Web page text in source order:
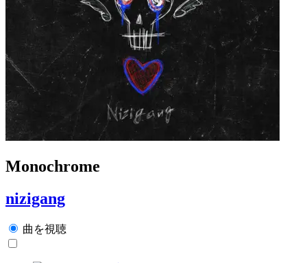
Monochrome
nizigang
曲を視聴